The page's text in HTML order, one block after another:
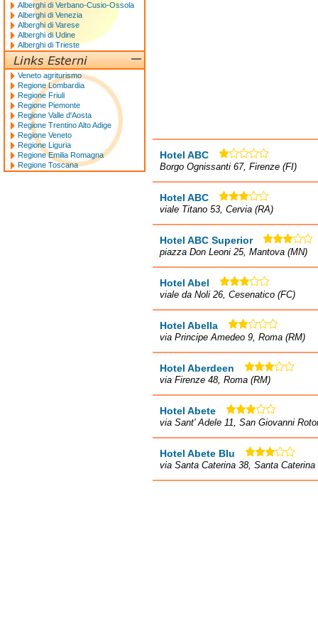
Hotel ABC
Borgo Ognissanti 67, Firenze (FI)
Hotel ABC
viale Titano 53, Cervia (RA)
Hotel ABC Superior
piazza Don Leoni 25, Mantova (MN)
Hotel Abel
viale da Noli 26, Cesenatico (FC)
Hotel Abella
via Principe Amedeo 9, Roma (RM)
Hotel Aberdeen
via Firenze 48, Roma (RM)
Hotel Abete
via Sant' Adele 11, San Giovanni
Hotel Abete Blu
via Santa Caterina 38, Santa
Alberghi di Verbano-Cusio-Ossola
Alberghi di Venezia
Alberghi di Varese
Alberghi di Udine
Alberghi di Trieste
Veneto agriturismo
Regione Lombardia
Regione Friuli
Regione Piemonte
Regione Valle d'Aosta
Regione Trentino Alto Adige
Regione Veneto
Regione Liguria
Regione Emilia Romagna
Regione Toscana